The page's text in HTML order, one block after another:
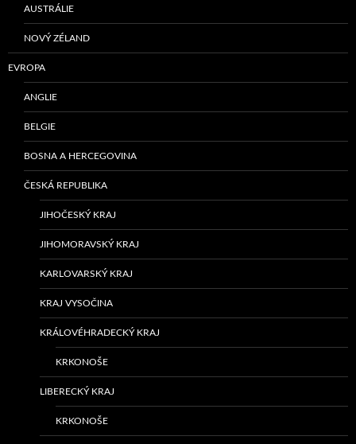
AUSTRÁLIE
NOVÝ ZÉLAND
EVROPA
ANGLIE
BELGIE
BOSNA A HERCEGOVINA
ČESKÁ REPUBLIKA
JIHOČESKÝ KRAJ
JIHOMORAVSKÝ KRAJ
KARLOVARSKÝ KRAJ
KRAJ VYSOČINA
KRÁLOVÉHRADECKÝ KRAJ
KRKONOŠE
LIBERECKÝ KRAJ
KRKONOŠE